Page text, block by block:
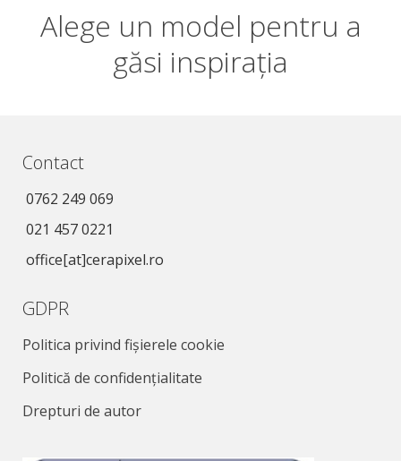
Alege un model pentru a
găsi inspirația
Contact
0762 249 069
021 457 0221
office[at]cerapixel.ro
GDPR
Politica privind fișierele cookie
Politică de confidențialitate
Drepturi de autor